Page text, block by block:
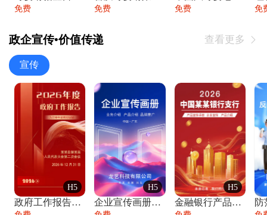
免费 免费 免费 免
政企宣传•价值传递 查看更多 
宣传
H5
政府工作报告政府年终工作总结
H5
企业宣传画册公司简介产品介绍业务宣传手册
H5
金融银行产品宣传手册企业宣传产品介绍 防